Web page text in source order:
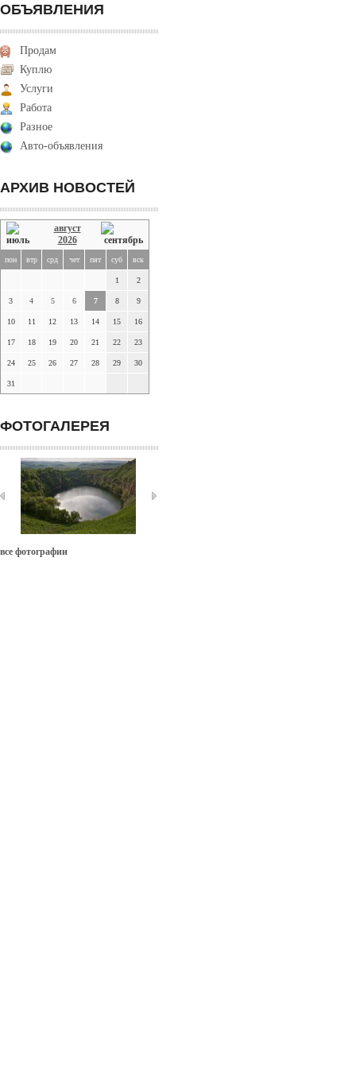
ОБЪЯВЛЕНИЯ
Продам
Куплю
Услуги
Работа
Разное
Авто-объявления
АРХИВ НОВОСТЕЙ
август
2026
пон втр срд чет пят суб вск
1 2
3 4 5 6 7 8 9
10 11 12 13 14 15 16
17 18 19 20 21 22 23
24 25 26 27 28 29 30
31
ФОТОГАЛЕРЕЯ
все фотографии